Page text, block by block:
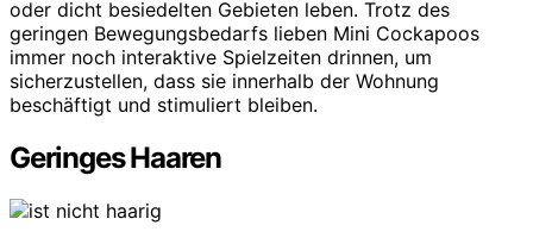
oder dicht besiedelten Gebieten leben. Trotz des
geringen Bewegungsbedarfs lieben Mini Cockapoos
immer noch interaktive Spielzeiten drinnen, um
sicherzustellen, dass sie innerhalb der Wohnung
beschäftigt und stimuliert bleiben.
Geringes Haaren